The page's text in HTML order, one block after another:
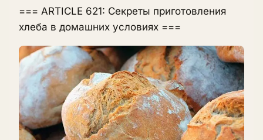
=== ARTICLE 621: Секреты приготовления
хлеба в домашних условиях ===